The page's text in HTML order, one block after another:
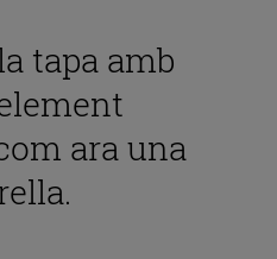
tapa amb
ara una